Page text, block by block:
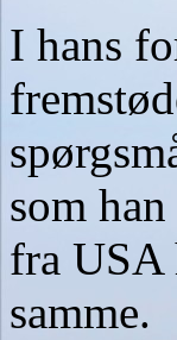
I hans
som
fra USA
samme.